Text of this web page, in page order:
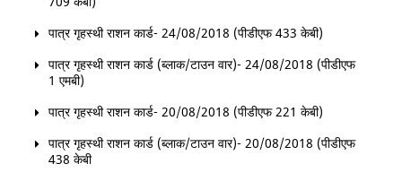
पात्र गृहस्थी राशन कार्ड- 24/08/2018 (पीडीएफ 433 केबी)
पात्र गृहस्थी राशन कार्ड (ब्लाक/टाउन वार)- 24/08/2018 (पीडीएफ
1 एमबी)
पात्र गृहस्थी राशन कार्ड- 20/08/2018 (पीडीएफ 221 केबी)
पात्र गृहस्थी राशन कार्ड (ब्लाक/टाउन वार)- 20/08/2018 (पीडीएफ
438 केबी